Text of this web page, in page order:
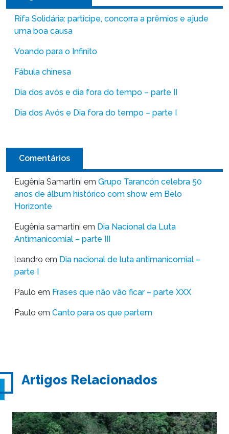
Rifa Solidária: participe, concorra a prêmios e ajude
uma boa causa
Voando para o Infinito
Fábula chinesa
Dia dos avós e dia fora do tempo – parte II
Dia dos Avós e Dia fora do tempo – parte I
Comentários
Eugênia Samartini em Grupo Tarancón celebra 50
anos de álbum histórico com show em Belo
Horizonte
Eugênia samartini em Dia Nacional da Luta
Antimanicomial – parte III
leandro em Dia nacional de luta antimanicomial –
parte I
Paulo em Frases que não vão ficar – parte XXX
Paulo em Canto para os que partem
Artigos Relacionados